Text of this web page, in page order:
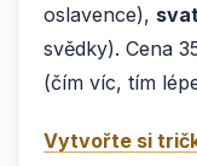
oslavence),
svědky). Cena
(čím víc, tím
Vytvořte si